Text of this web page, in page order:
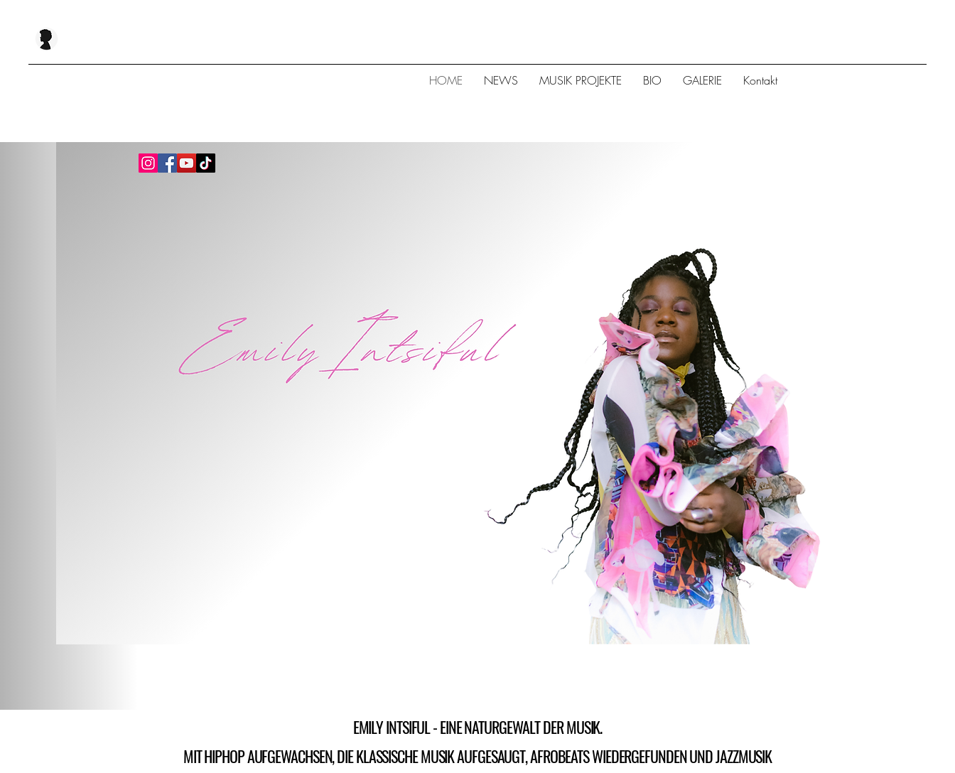
HOME NEWS MUSIK PROJEKTE BIO GALERIE Kontakt
EMILY INTSIFUL - EINE NATURGEWALT DER MUSIK.
MIT HIPHOP AUFGEWACHSEN, DIE KLASSISCHE MUSIK AUFGESAUGT, AFROBEATS WIEDERGEFUNDEN UND JAZZMUSIK